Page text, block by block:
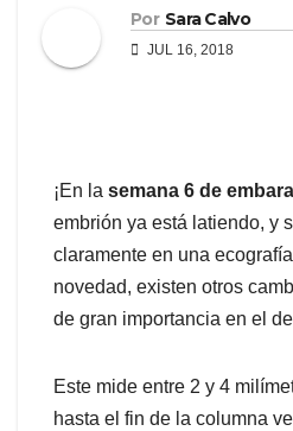
Por Sara Calvo
JUL 16, 2018
¡En la semana 6 de
embrión ya está latiendo, y
claramente en una
novedad, existen otros
de gran importancia en el
Este mide entre 2 y 4
hasta el fin de la columna